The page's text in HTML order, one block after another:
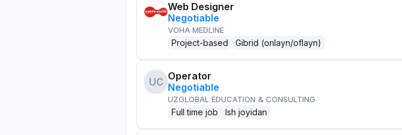
Web Designer
Negotiable
VOHA MEDLINE
Project-based Gibrid (onlayn/oflayn)
UC Operator
Negotiable
UZGLOBAL EDUCATION & CONSULTING
Full time job Ish joyidan